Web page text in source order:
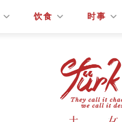
饮食 时事